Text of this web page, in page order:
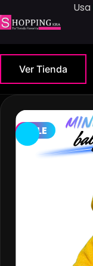
al
Usa
Ver Tienda
SALE